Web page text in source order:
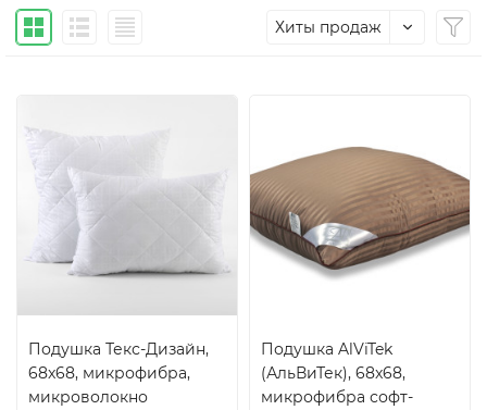
Хиты продаж
Подушка Текс-Дизайн,
68x68, микрофибра,
микроволокно
Подушка AlViTek
(АльВиТек), 68x68,
микрофибра софт-